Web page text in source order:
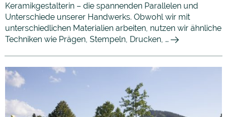
Keramikgestalterin – die spannenden Parallelen und
Unterschiede unserer Handwerks. Obwohl wir mit
unterschiedlichen Materialien arbeiten, nutzen wir ähnliche
Techniken wie Prägen, Stempeln, Drucken, …